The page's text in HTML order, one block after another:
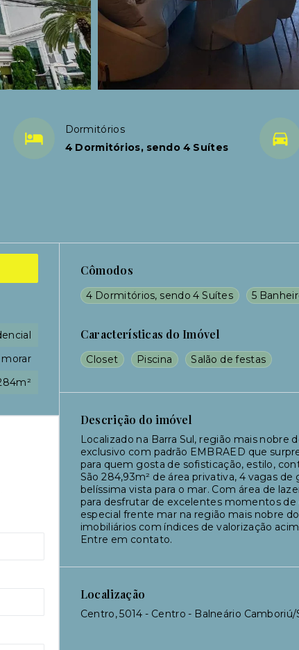
Dormitórios
4 Dormitórios, sendo 4 Suítes
Cômodos
4 Dormitórios, sendo 4 Suítes 5
Características do Imóvel
Closet Piscina Salão de festas
Descrição do imóvel
Localizado na Barra Sul, região mais
exclusivo com padrão EMBRAED que
para quem gosta de sofisticação, estilo,
São 284,93m² de área privativa, 4 vagas
belíssima vista para o mar. Com área de
para desfrutar de excelentes momentos de
especial frente mar na região mais nobre
imobiliários com índices de valorização
Entre em contato.
Localização
Centro, 5014 - Centro - Balneário